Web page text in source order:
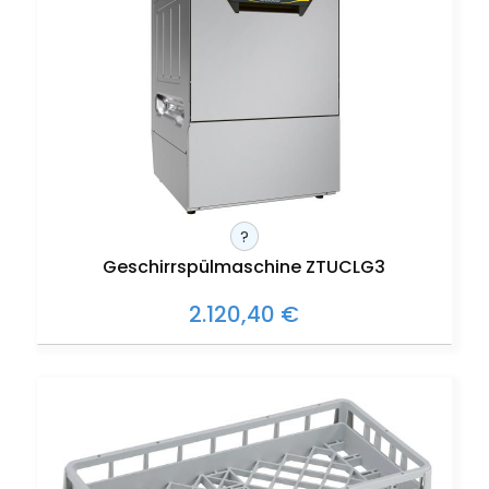
?
Geschirrspülmaschine ZTUCLG3
2.120,40 €